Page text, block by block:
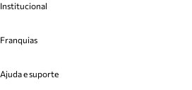
Institucional
Cashback
Venda Corporativa
Franquias
Plano de Negócio
Ajuda e suporte